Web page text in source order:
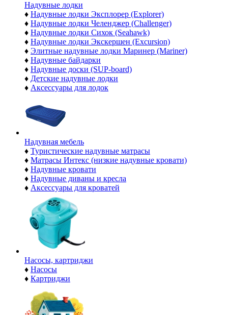
Надувные лодки
♦ Надувные лодки Эксплорер (Explorer)
♦ Надувные лодки Челенджер (Challenger)
♦ Надувные лодки Сихок (Seahawk)
♦ Надувные лодки Экскершен (Excursion)
♦ Элитные надувные лодки Маринер (Mariner)
♦ Надувные байдарки
♦ Надувные доски (SUP-board)
♦ Детские надувные лодки
♦ Аксессуары для лодок
Надувная мебель
♦ Туристические надувные матрасы
♦ Матрасы Интекс (низкие надувные кровати)
♦ Надувные кровати
♦ Надувные диваны и кресла
♦ Аксессуары для кроватей
Насосы, картриджи
♦ Насосы
♦ Картриджи